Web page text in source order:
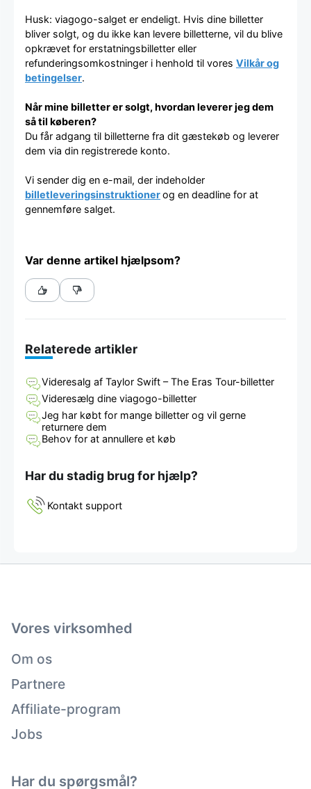
Husk: viagogo-salget er endeligt. Hvis dine billetter
bliver solgt, og du ikke kan levere billetterne, vil du blive
opkrævet for erstatningsbilletter eller
refunderingsomkostninger i henhold til vores Vilkår og
betingelser.
Når mine billetter er solgt, hvordan leverer jeg dem
så til køberen?
Du får adgang til billetterne fra dit gæstekøb og leverer
dem via din registrerede konto.
Vi sender dig en e-mail, der indeholder
billetleveringsinstruktionerog en deadline for at
gennemføre salget.
Var denne artikel hjælpsom?
Relaterede artikler
Videresalg af Taylor Swift – The Eras Tour-billetter
Videresælg dine viagogo-billetter
Jeg har købt for mange billetter og vil gerne
returnere dem
Behov for at annullere et køb
Har du stadig brug for hjælp?
Kontakt support
Vores virksomhed
Om os
Partnere
Affiliate-program
Jobs
Har du spørgsmål?